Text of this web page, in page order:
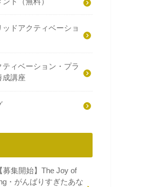
ドアクティベーショ
ィベーション・プラ
成講座
集開始】The Joy of
・がんばりすぎたあな